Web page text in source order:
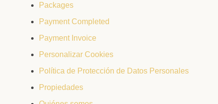
Packages
Payment Completed
Payment Invoice
Personalizar Cookies
Política de Protección de Datos Personales
Propiedades